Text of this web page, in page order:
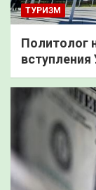
ТУРИЗМ
Политолог